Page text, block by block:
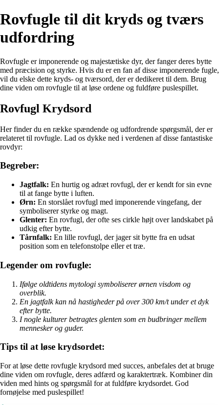
Rovfugle til dit kryds og tværs
udfordring
Rovfugle er imponerende og majestætiske dyr, der fanger deres bytte
med præcision og styrke. Hvis du er en fan af disse imponerende fugle,
vil du elske dette kryds- og tværsord, der er dedikeret til dem. Brug
dine viden om rovfugle til at løse ordene og fuldføre puslespillet.
Rovfugl Krydsord
Her finder du en række spændende og udfordrende spørgsmål, der er
relateret til rovfugle. Lad os dykke ned i verdenen af disse fantastiske
rovdyr:
Begreber:
Jagtfalk: En hurtig og adræt rovfugl, der er kendt for sin evne
til at fange bytte i luften.
Ørn: En storslået rovfugl med imponerende vingefang, der
symboliserer styrke og magt.
Glenter: En rovfugl, der ofte ses cirkle højt over landskabet på
udkig efter bytte.
Tårnfalk: En lille rovfugl, der jager sit bytte fra en udsat
position som en telefonstolpe eller et træ.
Legender om rovfugle:
Ifølge oldtidens mytologi symboliserer ørnen visdom og
overblik.
En jagtfalk kan nå hastigheder på over 300 km/t under et dyk
efter bytte.
I nogle kulturer betragtes glenten som en budbringer mellem
mennesker og guder.
Tips til at løse krydsordet:
For at løse dette rovfugle krydsord med succes, anbefales det at bruge
dine viden om rovfugle, deres adfærd og karaktertræk. Kombiner din
viden med hints og spørgsmål for at fuldføre krydsordet. God
fornøjelse med puslespillet!